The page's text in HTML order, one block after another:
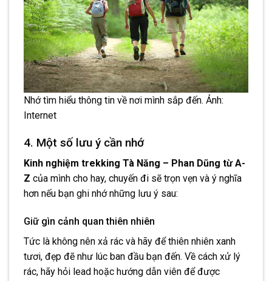
Nhớ tìm hiểu thông tin về nơi mình sắp đến. Ảnh:
Internet
4. Một số lưu ý cần nhớ
Kinh nghiệm trekking Tà Năng – Phan Dũng từ A-
Z của mình cho hay, chuyến đi sẽ trọn vẹn và ý nghĩa
hơn nếu bạn ghi nhớ những lưu ý sau:
Giữ gìn cảnh quan thiên nhiên
Tức là không nên xả rác và hãy để thiên nhiên xanh
tươi, đẹp đẽ như lúc ban đầu bạn đến. Về cách xử lý
rác, hãy hỏi lead hoặc hướng dẫn viên để được